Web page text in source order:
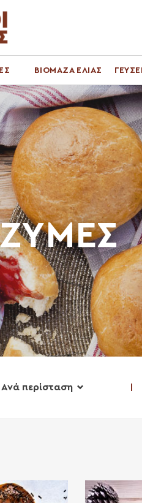
ΒΙΟΜΑΖΑ ΕΛΙΑΣ
Ανά περίσταση